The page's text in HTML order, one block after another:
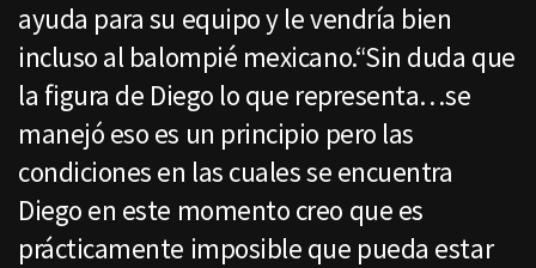
ayuda para su equipo y le vendría bien
incluso al balompié mexicano.“Sin duda que
la figura de Diego lo que representa…se
manejó eso es un principio pero las
condiciones en las cuales se encuentra
Diego en este momento creo que es
prácticamente imposible que pueda estar